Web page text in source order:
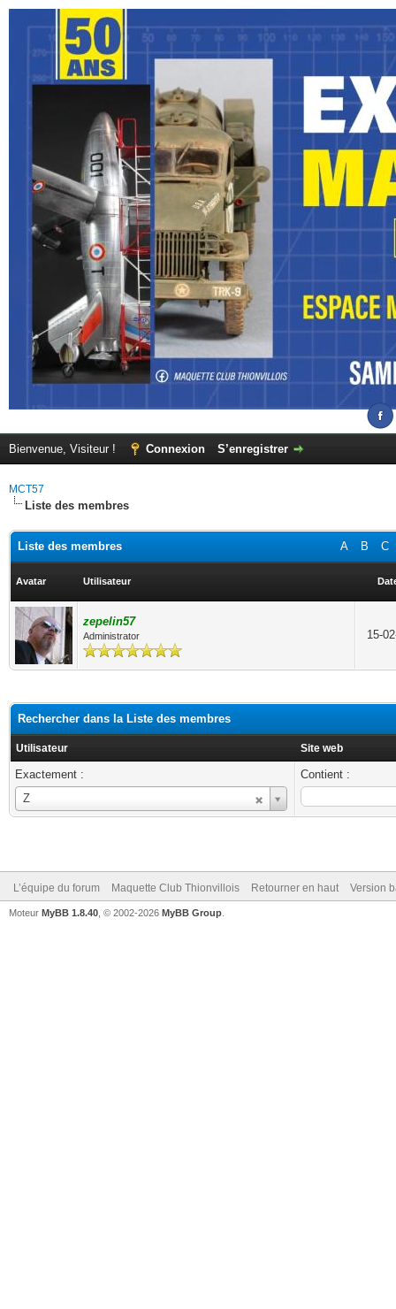
Bienvenue, Visiteur ! Connexion S’enregistrer
MCT57
Liste des membres
A B C
Liste des membres
Avatar Utilisateur
zepelin57
Administrator 15-
Rechercher dans la Liste des membres
Utilisateur Site web
Exactement :
Z
Utilisateur
Contient :
L’équipe du forum Maquette Club Thionvillois Retourner en haut Version
Moteur MyBB 1.8.40 , © 2002-2026 MyBB Group